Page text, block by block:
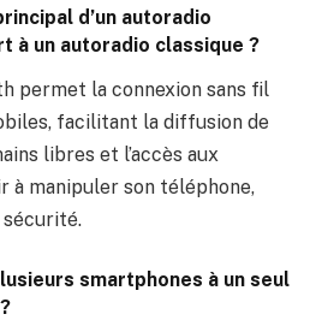
d’un autoradio
à un autoradio classique ?
permet la connexion sans fil
facilitant la diffusion de
libres et l’accès aux
à manipuler son téléphone,
sécurité.
smartphones à un seul